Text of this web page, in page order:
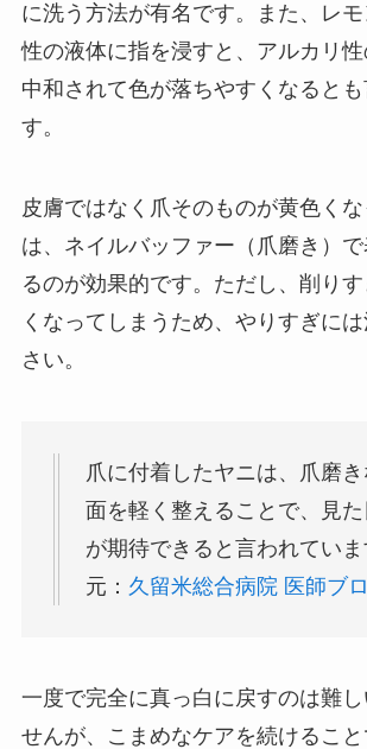
に洗う方法が有名です。また、レ
性の液体に指を浸すと、アルカリ
中和されて色が落ちやすくなると
す。
皮膚ではなく爪そのものが黄色く
は、ネイルバッファー（爪磨き）
るのが効果的です。ただし、削り
くなってしまうため、やりすぎに
さい。
爪に付着したヤニは、爪磨
面を軽く整えることで、見
が期待できると言われていま
元： 久留米総合病院 医師ブ
一度で完全に真っ白に戻すのは難し
せんが、こまめなケアを続けるこ